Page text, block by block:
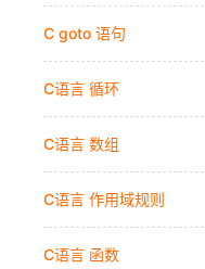
C goto 语句
C语言 循环
C语言 数组
C语言 作用域规则
C语言 函数